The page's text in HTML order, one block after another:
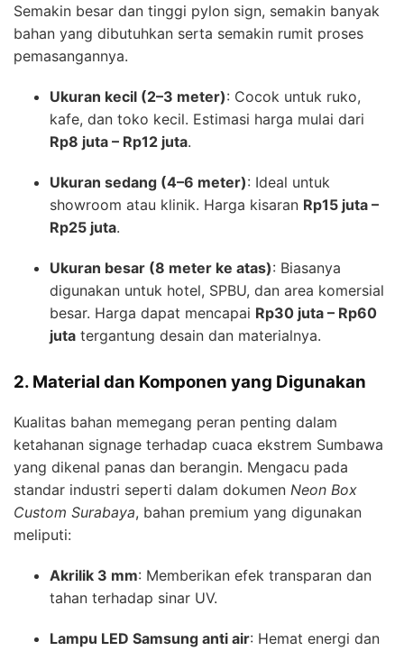
Semakin besar dan tinggi pylon sign, semakin banyak
bahan yang dibutuhkan serta semakin rumit proses
pemasangannya.
Ukuran kecil (2–3 meter): Cocok untuk ruko,
kafe, dan toko kecil. Estimasi harga mulai dari
Rp8 juta – Rp12 juta.
Ukuran sedang (4–6 meter): Ideal untuk
showroom atau klinik. Harga kisaran Rp15 juta –
Rp25 juta.
Ukuran besar (8 meter ke atas): Biasanya
digunakan untuk hotel, SPBU, dan area komersial
besar. Harga dapat mencapai Rp30 juta – Rp60
juta tergantung desain dan materialnya.
2. Material dan Komponen yang Digunakan
Kualitas bahan memegang peran penting dalam
ketahanan signage terhadap cuaca ekstrem Sumbawa
yang dikenal panas dan berangin. Mengacu pada
standar industri seperti dalam dokumen Neon Box
Custom Surabaya, bahan premium yang digunakan
meliputi:
Akrilik 3 mm: Memberikan efek transparan dan
tahan terhadap sinar UV.
Lampu LED Samsung anti air: Hemat energi dan